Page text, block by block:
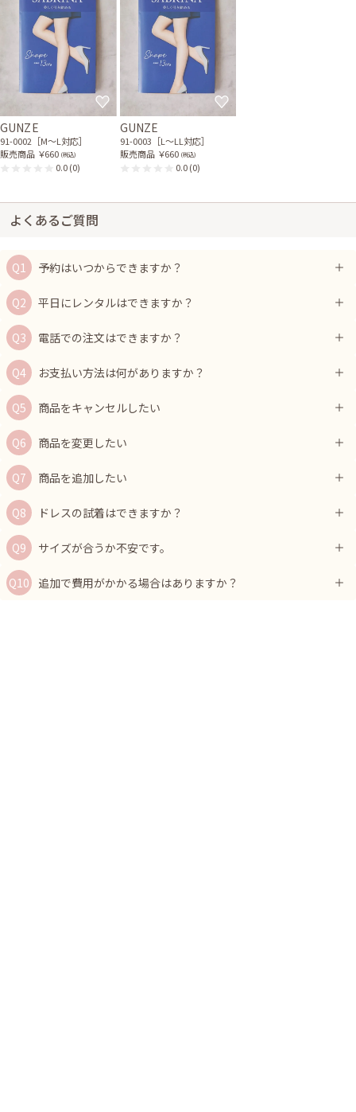
GUNZE
91-0002［M〜L対応］
販売商品 ￥660 (税込)
0.0(0)
GUNZE
91-0003［L〜LL対応］
販売商品 ￥660 (税込)
0.0(0)
よくあるご質問
予約はいつからできますか？
平日にレンタルはできますか？
電話での注文はできますか？
お支払い方法は何がありますか？
商品をキャンセルしたい
商品を変更したい
商品を追加したい
ドレスの試着はできますか？
サイズが合うか不安です。
追加で費用がかかる場合はありますか？